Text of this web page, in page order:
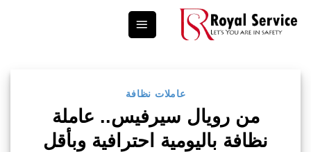
عاملات نظافة
من رويال سيرفيس.. عاملة
نظافة باليومية احترافية وبأقل